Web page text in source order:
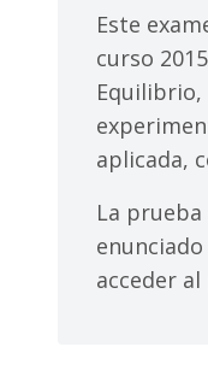
Este
curso
aplicada,
La
acceder